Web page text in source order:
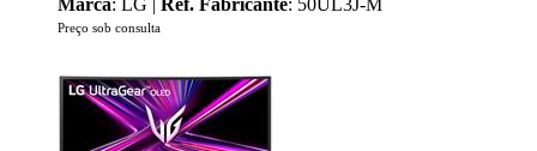
Marca: LG | Ref. Fabricante: 50UL3J-M
Preço sob consulta